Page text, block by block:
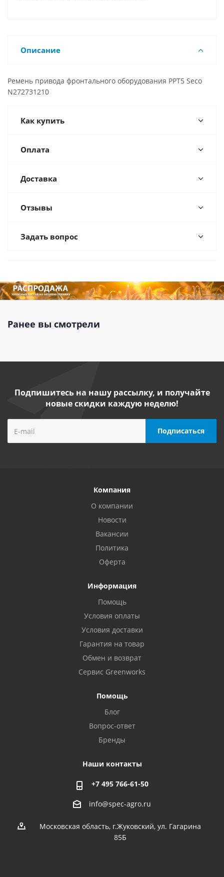
Описание
Ремень привода фронтального оборудования PPT5 Seco
N272731210
Как купить
Оплата
Доставка
Отзывы
Задать вопрос
Ранее вы смотрели
Подпишитесь на нашу рассылку, и получайте
новые скидки каждую неделю!
Компания
О компании
Новости
Вакансии
Политика
Оферта
Информация
Помощь
Условия оплаты
Условия доставки
Гарантия на товар
Обмен и возврат
Сервис Greenworks
Помощь
Блог
Вопрос-ответ
Бренды
Наши контакты
+7 495 766-61-50
info@spec-agro.ru
Московская область, г.Жуковский, ул. Гагарина
85Б